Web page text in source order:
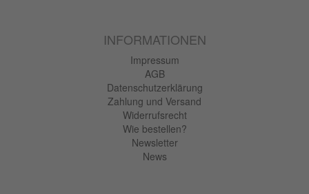
INFORMATIONEN
Impressum
AGB
Datenschutzerklärung
Zahlung und Versand
Widerrufsrecht
Wie bestellen?
Newsletter
News